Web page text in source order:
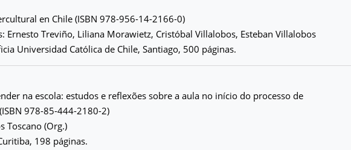
en Chile (ISBN 978-956-14-2166-0)
Ernesto Treviño, Liliana Morawietz, Cristóbal Villalobos, Esteban Villalobos
Universidad Católica de Chile, Santiago, 500 páginas.
na escola: estudos e reflexões sobre a aula no início do processo de
978-85-444-2180-2)
Toscano (Org.)
198 páginas.